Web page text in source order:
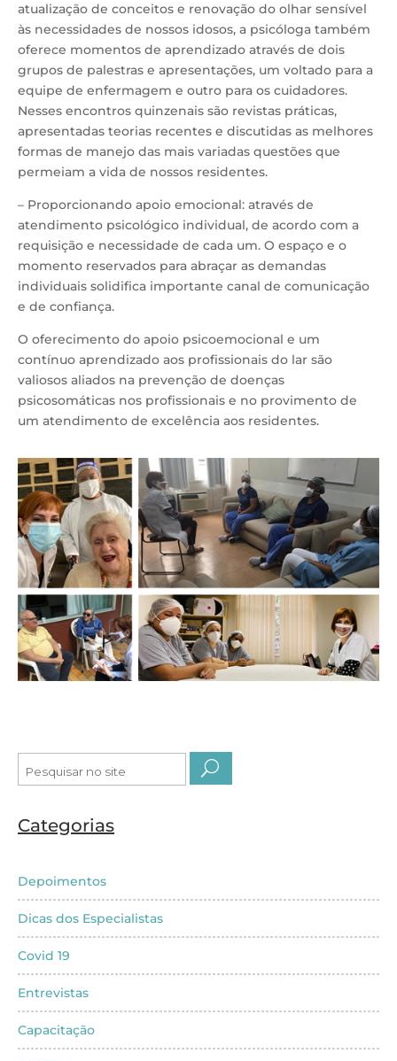
por:
Categorias
Depoimentos
Dicas dos Especialistas
Covid 19
Entrevistas
Capacitação
atualização de conceitos e renovação do olhar sensível
às necessidades de nossos idosos, a psicóloga também
oferece momentos de aprendizado através de dois
grupos de palestras e apresentações, um voltado para a
equipe de enfermagem e outro para os cuidadores.
Nesses encontros quinzenais são revistas práticas,
apresentadas teorias recentes e discutidas as melhores
formas de manejo das mais variadas questões que
permeiam a vida de nossos residentes.
– Proporcionando apoio emocional: através de
atendimento psicológico individual, de acordo com a
requisição e necessidade de cada um. O espaço e o
momento reservados para abraçar as demandas
individuais solidifica importante canal de comunicação
e de confiança.
O oferecimento do apoio psicoemocional e um
contínuo aprendizado aos profissionais do lar são
valiosos aliados na prevenção de doenças
psicosomáticas nos profissionais e no provimento de
um atendimento de excelência aos residentes.